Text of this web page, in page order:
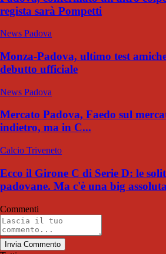
regista sarà Pompetti
News Padova
Monza-Padova, ultimo test
debutto ufficiale
News Padova
Mercato Padova, Faedo sul
indietro, ma in C...
Calcio Triveneto
Ecco il Girone C di Serie D: le
padovane. Ma c'è una big assoluta
Commenti
Invia Commento